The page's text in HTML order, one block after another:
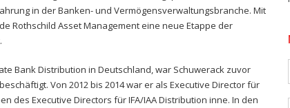
in der Banken- und Vermögensverwaltungsbranche. Mit
Rothschild Asset Management eine neue Etappe der
Bank Distribution in Deutschland, war Schuwerack zuvor
Von 2012 bis 2014 war er als Executive Director für
des Executive Directors für IFA/IAA Distribution inne. In den